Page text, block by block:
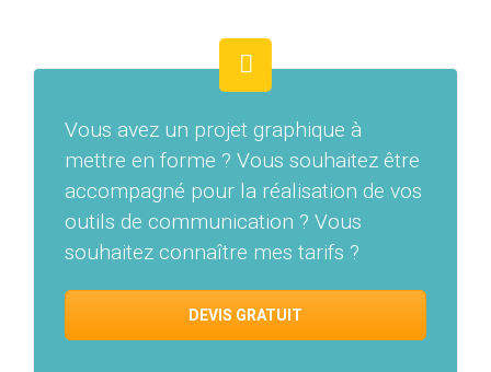
Vous avez un projet graphique à
mettre en forme ? Vous souhaitez être
accompagné pour la réalisation de vos
outils de communication ? Vous
souhaitez connaître mes tarifs ?
DEVIS GRATUIT